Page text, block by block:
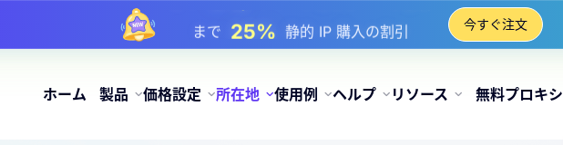
まで17%チャージ時のボーナス割引
まで25%静的 IP 購入の割引
まで 81% IP のローテーション購入の割引
今すぐ注文
ホーム 製品 価格設定 所在地 使用例 ヘルプ リソース 無料プロキシ